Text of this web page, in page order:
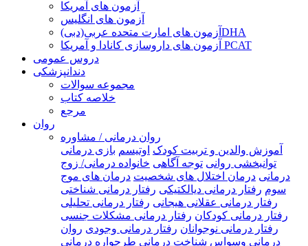
آزمون های آمریکا
آزمون های انگلیس
آزمون های امارت متحده عربی(دبی)DHA
آزمون های داروسازی کانادا و آمریکا PCAT
دروس عمومی
دندانپزشکی
مجموعه سوالات
خلاصه کتاب
مرجع
روان
روان درمانی / مشاوره
آموزش والدین و تربیت کودک اوتیسم بازی درمانی
توانبخشی روانی توجه آگاهی خانواده درمانی/ زوج
درمانی درمان اختلال های شخصیت درمان های موج
سوم رفتار درمانی دیالکتیکی رفتار درمانی شناختی
رفتار درمانی عقلانی هیجانی رفتار درمانی تحلیلی
رفتار درمانی کودکان رفتار درمانی مشکلات جنسی
رفتار درمانی نوجوانان رفتار درمانی وجودی روان
درمانی وسواس شناخت درمانی طرحواره درمانی